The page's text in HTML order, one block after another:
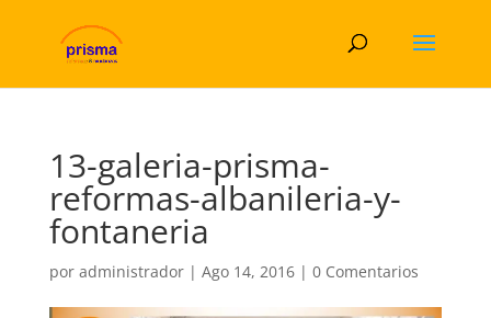
13-galeria-prisma-
reformas-albanileria-y-
fontaneria
por administrador| Ago 14, 2016| 0 Comentarios